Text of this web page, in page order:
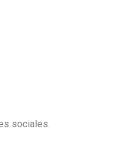
sociales.